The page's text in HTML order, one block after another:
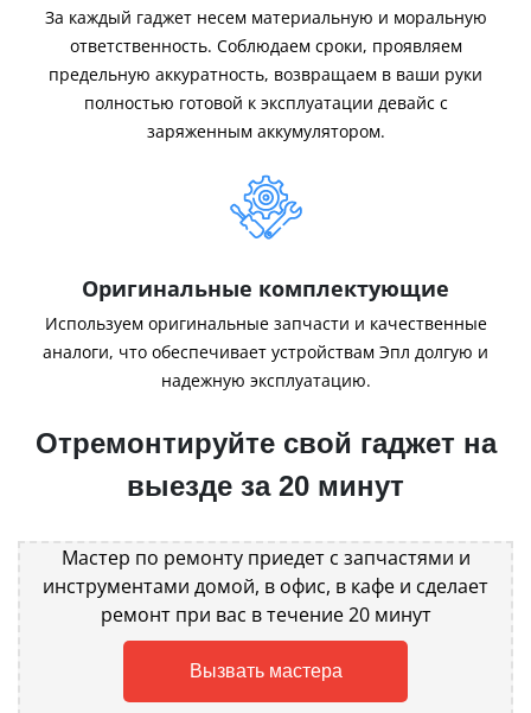
За каждый гаджет несем материальную и моральную
ответственность. Соблюдаем сроки, проявляем
предельную аккуратность, возвращаем в ваши руки
полностью готовой к эксплуатации девайс с
заряженным аккумулятором.
Оригинальные комплектующие
Используем оригинальные запчасти и качественные
аналоги, что обеспечивает устройствам Эпл долгую и
надежную эксплуатацию.
Отремонтируйте свой гаджет на
выезде за 20 минут
Мастер по ремонту приедет с запчастями и
инструментами домой, в офис, в кафе и сделает
ремонт при вас в течение 20 минут
Вызвать мастера